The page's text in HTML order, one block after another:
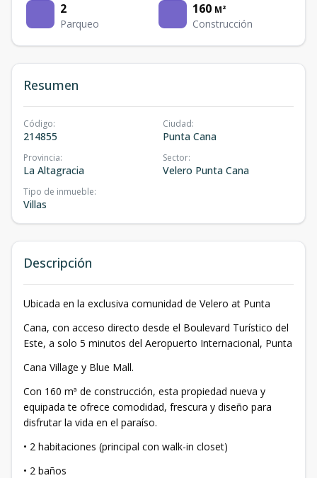
2
Parqueo
160 M²
Construcción
Resumen
Código:
214855
Ciudad:
Punta Cana
Provincia:
La Altagracia
Sector:
Velero Punta Cana
Tipo de inmueble:
Villas
Descripción
Ubicada en la exclusiva comunidad de Velero at Punta
Cana, con acceso directo desde el Boulevard Turístico del
Este, a solo 5 minutos del Aeropuerto Internacional, Punta
Cana Village y Blue Mall.
Con 160 mª de construcción, esta propiedad nueva y
equipada te ofrece comodidad, frescura y diseño para
disfrutar la vida en el paraíso.
• 2 habitaciones (principal con walk-in closet)
• 2 baños